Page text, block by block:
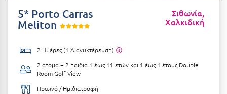
Αμφίκλεια
Ένα Γεύμα
ΤΎΠΟΣ ΚΑΤΑΛΎΜΑΤΟΣ
Ξενοδοχεία 1 Αστέρι
5* Porto Carras
Meliton
Σιθωνία,
Χαλκιδική
2 Ημέρες (1 Διανυκτέρευση)
2 άτομα + 2 παιδιά 1 έως 11 ετών και 1 έως 1 έτους Double
Room Golf View
Πρωινό / Ημιδιατροφή